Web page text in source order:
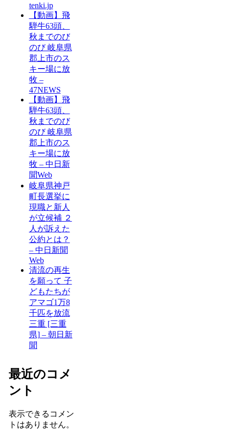
tenki.jp
【動画】飛
騨牛63頭、
秋までのび
のび 岐阜県
郡上市のス
キー場に放
牧 –
47NEWS
【動画】飛
騨牛63頭、
秋までのび
のび 岐阜県
郡上市のス
キー場に放
牧 – 中日新
聞Web
岐阜県神戸
町長選挙に
現職と新人
が立候補 ２
人が訴えた
公約とは？
– 中日新聞
Web
清流の再生
を願って 子
どもたちが
アマゴ1万8
千匹を放流
三重 [三重
県] – 朝日新
聞
最近のコメ
ント
表示できるコメン
トはありません。